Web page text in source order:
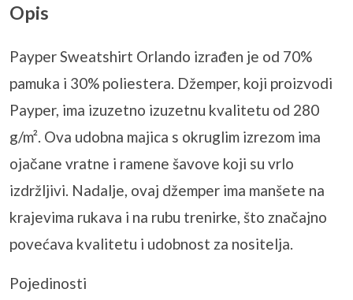
Opis
Payper Sweatshirt Orlando izrađen je od 70%
pamuka i 30% poliestera. Džemper, koji proizvodi
Payper, ima izuzetno izuzetnu kvalitetu od 280
g/m². Ova udobna majica s okruglim izrezom ima
ojačane vratne i ramene šavove koji su vrlo
izdržljivi. Nadalje, ovaj džemper ima manšete na
krajevima rukava i na rubu trenirke, što značajno
povećava kvalitetu i udobnost za nositelja.
Pojedinosti